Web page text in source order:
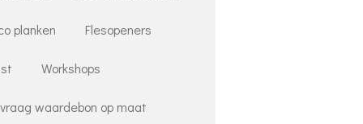
planken Flesopeners
Workshops
waardebon op maat